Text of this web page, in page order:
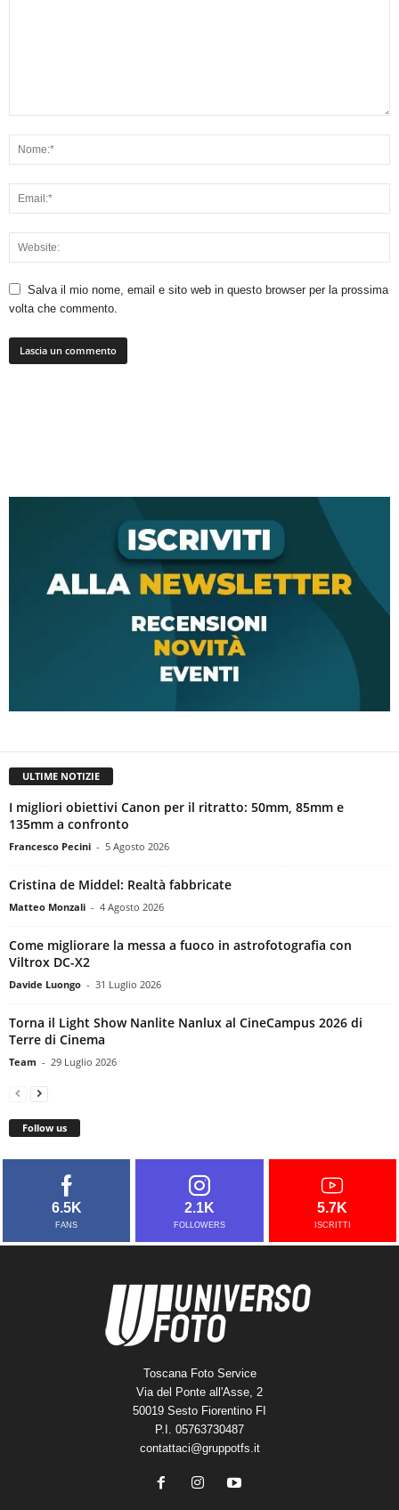
Salva il mio nome, email e sito web in questo browser per la prossima
volta che commento.
ULTIME NOTIZIE
I migliori obiettivi Canon per il ritratto: 50mm, 85mm e
135mm a confronto
Francesco Pecini - 5 Agosto 2026
Cristina de Middel: Realtà fabbricate
Matteo Monzali - 4 Agosto 2026
Come migliorare la messa a fuoco in astrofotografia con
Viltrox DC-X2
Davide Luongo - 31 Luglio 2026
Torna il Light Show Nanlite Nanlux al CineCampus 2026 di
Terre di Cinema
Team - 29 Luglio 2026
Follow us
6.5K
FANS
2.1K
FOLLOWERS
5.7K
ISCRITTI
Toscana Foto Service
Via del Ponte all'Asse, 2
50019 Sesto Fiorentino FI
P.I. 05763730487
contattaci@gruppotfs.it